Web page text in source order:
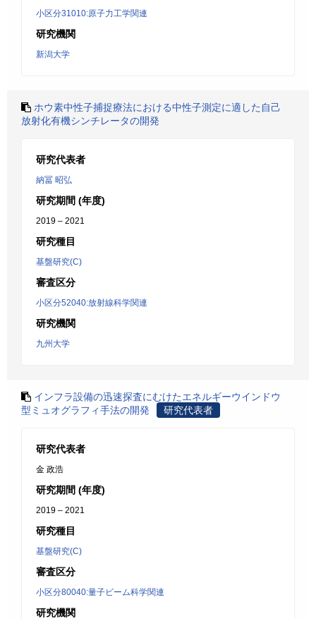
小区分31010:原子力工学関連
研究機関
新潟大学
ホウ素中性子捕捉療法における中性子測定に適した自己
放射化有機シンチレータの開発
研究代表者
納冨 昭弘
研究期間 (年度)
2019 – 2021
研究種目
基盤研究(C)
審査区分
小区分52040:放射線科学関連
研究機関
九州大学
インフラ設備の迅速探査にむけたエネルギーウインドウ
型ミュオグラフィ手法の開発
研究代表者
研究代表者
金 政浩
研究期間 (年度)
2019 – 2021
研究種目
基盤研究(C)
審査区分
小区分80040:量子ビーム科学関連
研究機関